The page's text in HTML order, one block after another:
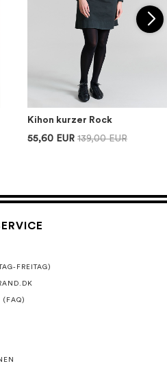
Kihon kurzer Rock
55,60 EUR 139,00 EUR
FREITAG)
(FAQ)